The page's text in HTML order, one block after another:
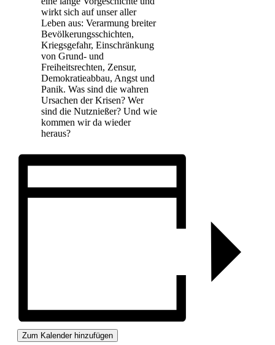
wirkt sich auf unser aller
Leben aus: Verarmung breiter
Bevölkerungsschichten,
Kriegsgefahr, Einschränkung
von Grund- und
Freiheitsrechten, Zensur,
Demokratieabbau, Angst und
Panik. Was sind die wahren
Ursachen der Krisen? Wer
sind die Nutznießer? Und wie
kommen wir da wieder
heraus?
Zum Kalender hinzufügen